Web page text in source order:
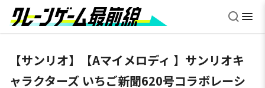
【サンリオ】【Aマイメロディ 】サンリオキ
ャラクターズ いちご新聞620号コラボレーシ